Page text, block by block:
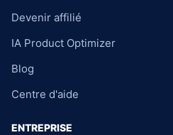
Devenir affilié
IA Product Optimizer
Blog
Centre d'aide
ENTREPRISE